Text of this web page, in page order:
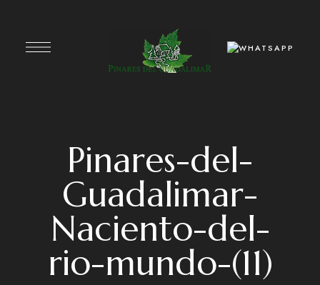
Pinares-del-
Guadalimar-
Naciento-del-
rio-mundo-(11)